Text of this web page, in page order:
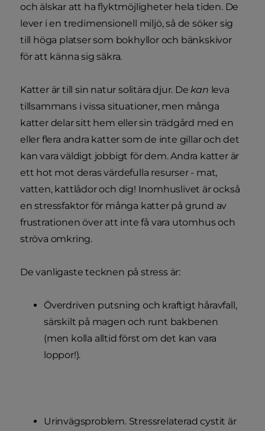
och älskar att ha flyktmöjligheter hela tiden. De
lever i en tredimensionell miljö, så de söker sig
till höga platser som bokhyllor och bänkskivor
för att känna sig säkra.
Katter är till sin natur solitära djur. De kan leva
tillsammans i vissa situationer, men många
katter delar sitt hem eller sin trädgård med en
eller flera andra katter som de inte gillar och det
kan vara väldigt jobbigt för dem. Andra katter är
ett hot mot deras värdefulla resurser - mat,
vatten, kattlådor och dig! Inomhuslivet är också
en stressfaktor för många katter på grund av
frustrationen över att inte få vara utomhus och
ströva omkring.
De vanligaste tecknen på stress är:
Överdriven putsning och kraftigt håravfall,
särskilt på magen och runt bakbenen
(men kolla alltid först om det kan vara
loppor!).
Urinvägsproblem. Stressrelaterad cystit är